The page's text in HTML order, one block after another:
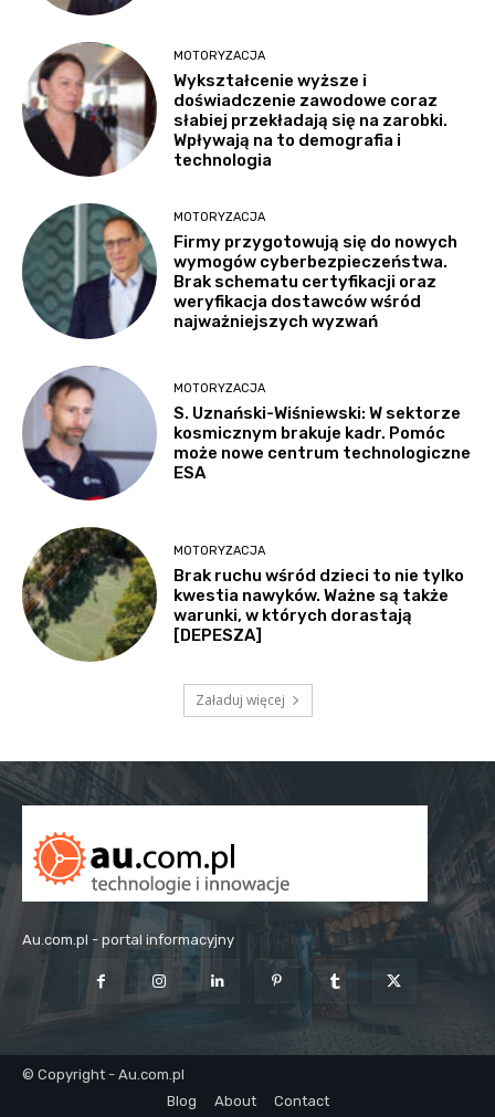
MOTORYZACJA
Wykształcenie wyższe i
doświadczenie zawodowe coraz
słabiej przekładają się na zarobki.
Wpływają na to demografia i
technologia
MOTORYZACJA
Firmy przygotowują się do nowych
wymogów cyberbezpieczeństwa.
Brak schematu certyfikacji oraz
weryfikacja dostawców wśród
najważniejszych wyzwań
MOTORYZACJA
S. Uznański-Wiśniewski: W sektorze
kosmicznym brakuje kadr. Pomóc
może nowe centrum technologiczne
ESA
MOTORYZACJA
Brak ruchu wśród dzieci to nie tylko
kwestia nawyków. Ważne są także
warunki, w których dorastają
[DEPESZA]
Załaduj więcej
Au.com.pl - portal informacyjny
© Copyright - Au.com.pl
Blog
About Contact